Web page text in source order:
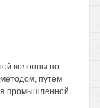
колонны по
путём
промышленной